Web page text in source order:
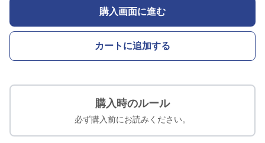
購入画面に進む
カートに追加する
購入時のルール
必ず購入前にお読みください。